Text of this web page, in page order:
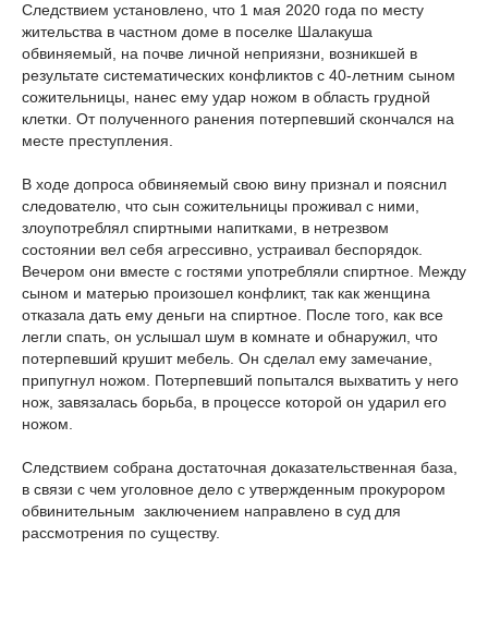
Следствием установлено, что 1 мая 2020 года по месту
жительства в частном доме в поселке Шалакуша
обвиняемый, на почве личной неприязни, возникшей в
результате систематических конфликтов с 40-летним сыном
сожительницы, нанес ему удар ножом в область грудной
клетки. От полученного ранения потерпевший скончался на
месте преступления.
В ходе допроса обвиняемый свою вину признал и пояснил
следователю, что сын сожительницы проживал с ними,
злоупотреблял спиртными напитками, в нетрезвом
состоянии вел себя агрессивно, устраивал беспорядок.
Вечером они вместе с гостями употребляли спиртное. Между
сыном и матерью произошел конфликт, так как женщина
отказала дать ему деньги на спиртное. После того, как все
легли спать, он услышал шум в комнате и обнаружил, что
потерпевший крушит мебель. Он сделал ему замечание,
припугнул ножом. Потерпевший попытался выхватить у него
нож, завязалась борьба, в процессе которой он ударил его
ножом.
Следствием собрана достаточная доказательственная база,
в связи с чем уголовное дело с утвержденным прокурором
обвинительным заключением направлено в суд для
рассмотрения по существу.